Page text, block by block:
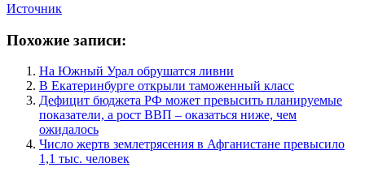
Источник
Похожие записи:
На Южный Урал обрушатся ливни
В Екатеринбурге открыли таможенный класс
Дефицит бюджета РФ может превысить планируемые
показатели, а рост ВВП – оказаться ниже, чем
ожидалось
Число жертв землетрясения в Афганистане превысило
1,1 тыс. человек